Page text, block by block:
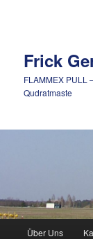
Frick
FLAMMEX PULL
Qudratmaste
HauptmenüÜber Uns